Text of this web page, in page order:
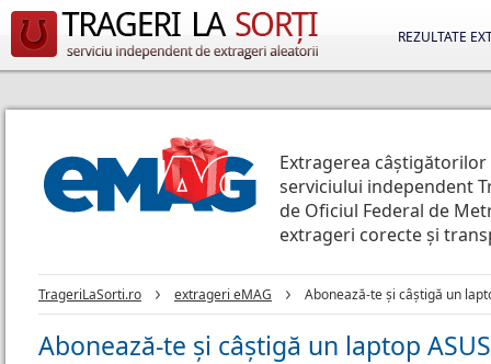
REZULTATE
Extragerea
serviciului independent
de Oficiul Federal de
extrageri corecte și
TrageriLaSorti.ro extrageri eMAG Abonează-te și câștigă un
Abonează-te și câștigă un laptop